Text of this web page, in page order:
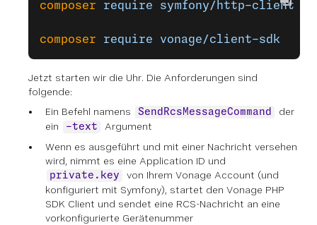
composer require symfony/http-client
composer require vonage/client-sdk
Jetzt starten wir die Uhr. Die Anforderungen sind
folgende:
Ein Befehl namens
SendRcsMessageCommand
der
ein
-text
Argument
Wenn es ausgeführt und mit einer Nachricht versehen
wird, nimmt es eine Application ID und
private.key
von Ihrem Vonage Account (und
konfiguriert mit Symfony), startet den Vonage PHP
SDK Client und sendet eine RCS-Nachricht an eine
vorkonfigurierte Gerätenummer